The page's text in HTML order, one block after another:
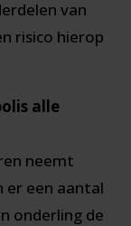
van
risico hierop
alle
neemt
er een aantal
onderling de